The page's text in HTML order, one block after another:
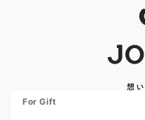
For Gift